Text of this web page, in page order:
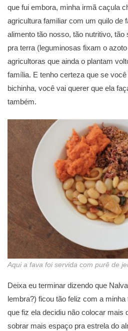
que fui embora, minha irmã caçula
agricultura familiar com um quilo de
alimento tão nosso, tão nutritivo,
pra terra (leguminosas fixam o
agricultoras que ainda o plantam
família. E tenho certeza que se
bichinha, você vai querer que ela
também.
Aqui a fava foi servida com purê de
Deixa eu terminar dizendo que
lembra?) ficou tão feliz com a
que fiz ela decidiu não colocar mais
sobrar mais espaço pra estrela do